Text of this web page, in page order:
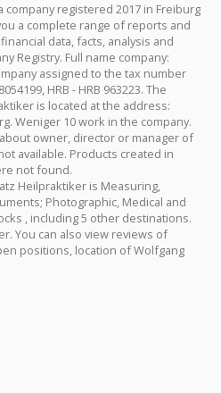
company registered 2017 in Freiburg
a complete range of reports and
data, facts, analysis and
Registry. Full name company:
assigned to the tax number
HRB - HRB 963223. The
is located at the address:
Weniger 10 work in the company.
owner, director or manager of
available. Products created in
not found.
Heilpraktiker is Measuring,
Photographic, Medical and
, including 5 other destinations.
You can also view reviews of
positions, location of Wolfgang